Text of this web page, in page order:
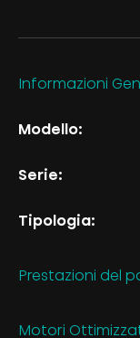
Informazioni
Modello:
Serie:
Tipologia:
Prestazioni del
Motori